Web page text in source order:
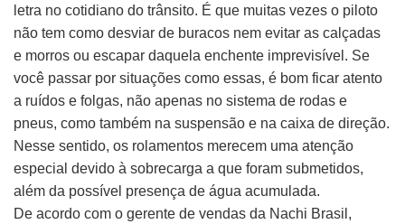
letra no cotidiano do trânsito. É que muitas vezes o piloto
não tem como desviar de buracos nem evitar as calçadas
e morros ou escapar daquela enchente imprevisível. Se
você passar por situações como essas, é bom ficar atento
a ruídos e folgas, não apenas no sistema de rodas e
pneus, como também na suspensão e na caixa de direção.
Nesse sentido, os rolamentos merecem uma atenção
especial devido à sobrecarga a que foram submetidos,
além da possível presença de água acumulada.
De acordo com o gerente de vendas da Nachi Brasil,